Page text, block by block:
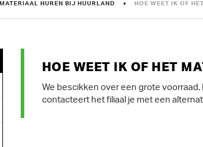
MATERIAAL HUREN BIJ HUURLAND HOE WEET IK OF
HOE WEET IK OF HET
We bescikken over een grote voorraad.
contacteert het filiaal je met een